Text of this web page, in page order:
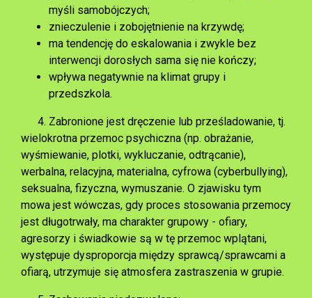
myśli samobójczych;
znieczulenie i zobojętnienie na krzywdę;
ma tendencję do eskalowania i zwykle bez
interwencji dorosłych sama się nie kończy;
wpływa negatywnie na klimat grupy i
przedszkola.
4. Zabronione jest dręczenie lub prześladowanie, tj.
wielokrotna przemoc psychiczna (np. obrażanie,
wyśmiewanie, plotki, wykluczanie, odtrącanie),
werbalna, relacyjna, materialna, cyfrowa (cyberbullying),
seksualna, fizyczna, wymuszanie. O zjawisku tym
mowa jest wówczas, gdy proces stosowania przemocy
jest długotrwały, ma charakter grupowy - ofiary,
agresorzy i świadkowie są w tę przemoc wplątani,
występuje dysproporcja między sprawcą/sprawcami a
ofiarą, utrzymuje się atmosfera zastraszenia w grupie.